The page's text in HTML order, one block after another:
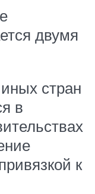
двумя
стран
в
к